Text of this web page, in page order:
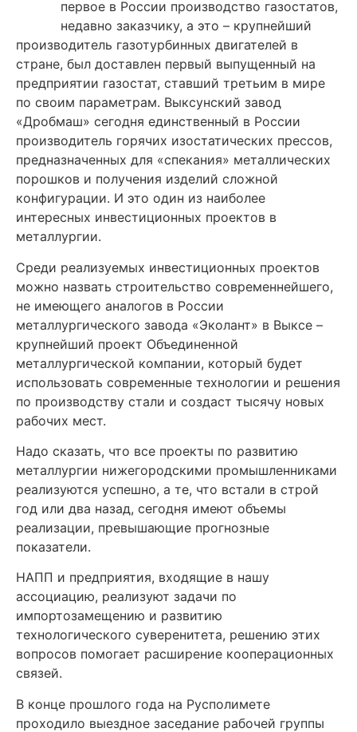
первое в России производство газостатов,
недавно заказчику, а это – крупнейший
производитель газотурбинных двигателей в
стране, был доставлен первый выпущенный на
предприятии газостат, ставший третьим в мире
по своим параметрам. Выксунский завод
«Дробмаш» сегодня единственный в России
производитель горячих изостатических прессов,
предназначенных для «спекания» металлических
порошков и получения изделий сложной
конфигурации. И это один из наиболее
интересных инвестиционных проектов в
металлургии.
Среди реализуемых инвестиционных проектов
можно назвать строительство современнейшего,
не имеющего аналогов в России
металлургического завода «Эколант» в Выксе –
крупнейший проект Объединенной
металлургической компании, который будет
использовать современные технологии и решения
по производству стали и создаст тысячу новых
рабочих мест.
Надо сказать, что все проекты по развитию
металлургии нижегородскими промышленниками
реализуются успешно, а те, что встали в строй
год или два назад, сегодня имеют объемы
реализации, превышающие прогнозные
показатели.
НАПП и предприятия, входящие в нашу
ассоциацию, реализуют задачи по
импортозамещению и развитию
технологического суверенитета, решению этих
вопросов помогает расширение кооперационных
связей.
В конце прошлого года на Русполимете
проходило выездное заседание рабочей группы